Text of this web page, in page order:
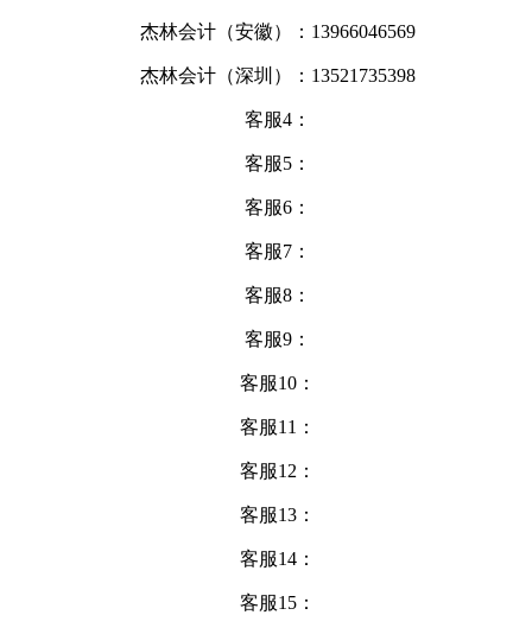
杰林会计（安徽）：13966046569
杰林会计（深圳）：13521735398
客服4：
客服5：
客服6：
客服7：
客服8：
客服9：
客服10：
客服11：
客服12：
客服13：
客服14：
客服15：